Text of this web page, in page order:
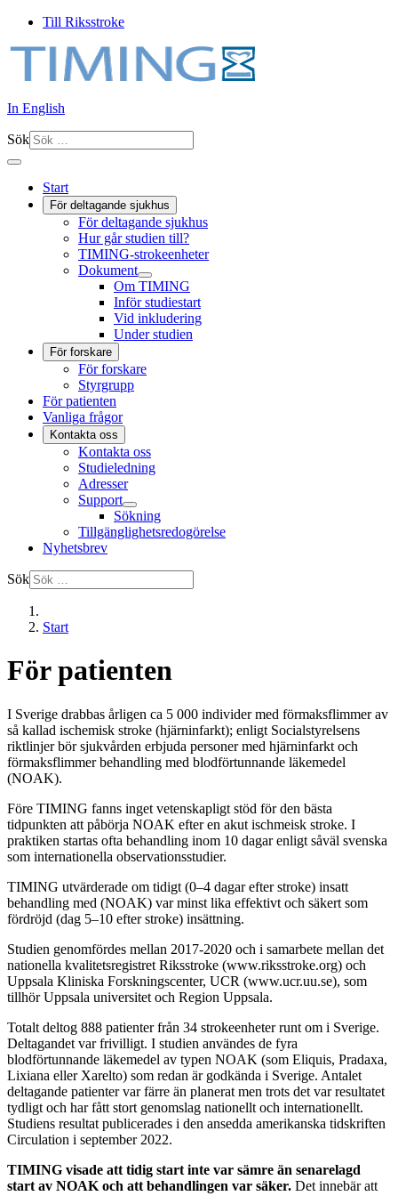
Till Riksstroke
In English
Sök
Start
För deltagande sjukhus
För deltagande sjukhus
Hur går studien till?
TIMING-strokeenheter
Dokument
Om TIMING
Inför studiestart
Vid inkludering
Under studien
För forskare
För forskare
Styrgrupp
För patienten
Vanliga frågor
Kontakta oss
Kontakta oss
Studieledning
Adresser
Support
Sökning
Tillgänglighetsredogörelse
Nyhetsbrev
Sök
Start
För patienten
I Sverige drabbas årligen ca 5 000 individer med förmaksflimmer av
så kallad ischemisk stroke (hjärninfarkt); enligt Socialstyrelsens
riktlinjer bör sjukvården erbjuda personer med hjärninfarkt och
förmaksflimmer behandling med blodförtunnande läkemedel
(NOAK).
Före TIMING fanns inget vetenskapligt stöd för den bästa
tidpunkten att påbörja NOAK efter en akut ischmeisk stroke. I
praktiken startas ofta behandling inom 10 dagar enligt såväl svenska
som internationella observationsstudier.
TIMING utvärderade om tidigt (0–4 dagar efter stroke) insatt
behandling med (NOAK) var minst lika effektivt och säkert som
fördröjd (dag 5–10 efter stroke) insättning.
Studien genomfördes mellan 2017-2020 och i samarbete mellan det
nationella kvalitetsregistret Riksstroke (www.riksstroke.org) och
Uppsala Kliniska Forskningscenter, UCR (www.ucr.uu.se), som
tillhör Uppsala universitet och Region Uppsala.
Totalt deltog 888 patienter från 34 strokeenheter runt om i Sverige.
Deltagandet var frivilligt. I studien användes de fyra
blodförtunnande läkemedel av typen NOAK (som Eliquis, Pradaxa,
Lixiana eller Xarelto) som redan är godkända i Sverige. Antalet
deltagande patienter var färre än planerat men trots det var resultatet
tydligt och har fått stort genomslag nationellt och internationellt.
Studiens resultat publicerades i den ansedda amerikanska tidskriften
Circulation i september 2022.
TIMING visade att tidig start inte var sämre än senarelagd
start av NOAK och att behandlingen var säker. Det innebär att